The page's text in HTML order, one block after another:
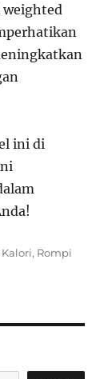
weighted
ini di
, Rompi